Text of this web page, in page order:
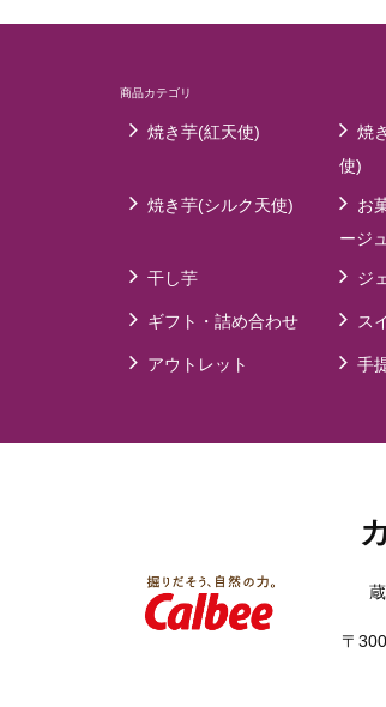
商品カテゴリ
焼き芋(紅天使)
焼
使)
焼き芋(シルク天使)
お
ージュ
干し芋 ジ
ギフト・詰め合わせ ス
アウトレット 手
〒